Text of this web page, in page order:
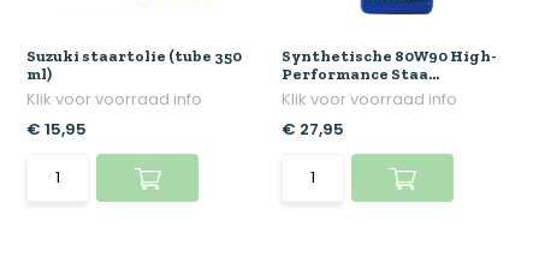
Suzuki staartolie (tube 350
ml)
Klik voor voorraad info
€ 15,95
Synthetische 80W90 High-
Performance Staa...
Klik voor voorraad info
€ 27,95